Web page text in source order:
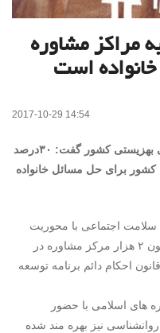
مراکز مشاوره
است
2017-10-29 14:54
معاون مراکز مشاوره و امور روانشناختی بهزیستی کشور گفت: ۳۰درصد
برای حل مسائل خانواده
اجتماعی با محوریت
بهداشت روان خانواده در البرز افزود: اکنون ۲ هزار مرکز مشاوره در
کشور فعال بر اساس بند هشت ماده ۵۷ قانون احکام دائم برنامه توسعه
های اسلامی با حضور
روانشناسی نیز بهره مند شده